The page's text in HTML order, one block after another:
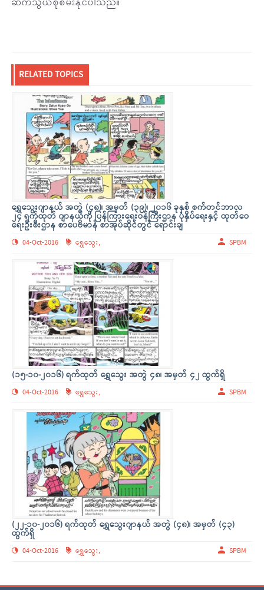
ဆက်သွယ်စုံစမ်းနိုင်ပါသည်။
RELATED TOPICS
ရွှေသွေးဂျာနယ် အ­­တွဲ (၄၈)၊ အမှတ် (၃၉)၊ ­၂၀၁၆ ခုနှစ် စက်တင်ဘာလ
၂၄ ရက်ထုတ် ဂျာနယ်ကို ပြန်ကြားရေးဝန်ကြီးဌာန ပုံနှိပ်ရေးနှင့် ထုတ်ဝေ
ရေးဦးစီးဌာန စာပေဗိမာန် စာအုပ်ဆိုင်တွင် ရောင်းချ
04-Oct-2016 ရွှေသွေး, SPBM
(၁၅-၁၀-၂၀၁၆) ရက်ထုတ် ရွှေသွေး အတွဲ ၄၈၊ အမှတ် ၄၂ ထွက်ရှိ
04-Oct-2016 ရွှေသွေး, SPBM
(၂၂-၁၀-၂၀၁၆) ရက်ထုတ် ရွှေသွေးဂျာနယ် အတွဲ (၄၈)၊ အမှတ် (၄၃)
ထွက်ရှိ
04-Oct-2016 ရွှေသွေး, SPBM